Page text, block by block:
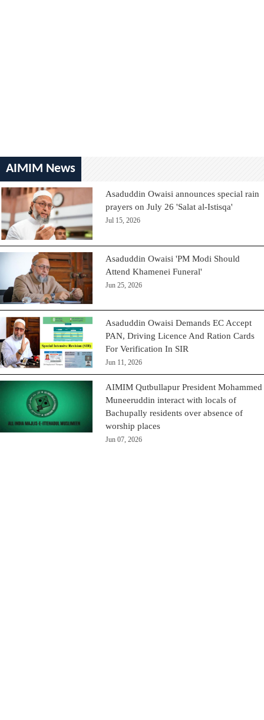
AIMIM News
Asaduddin Owaisi announces special rain
prayers on July 26 'Salat al-Istisqa'
Jul 15, 2026
Asaduddin Owaisi 'PM Modi Should
Attend Khamenei Funeral'
Jun 25, 2026
Asaduddin Owaisi Demands EC Accept
PAN, Driving Licence And Ration Cards
For Verification In SIR
Jun 11, 2026
AIMIM Qutbullapur President Mohammed
Muneeruddin interact with locals of
Bachupally residents over absence of
worship places
Jun 07, 2026